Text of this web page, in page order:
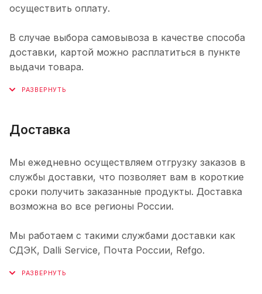
осуществить оплату.
В случае выбора самовывоза в качестве способа
доставки, картой можно расплатиться в пункте
выдачи товара.
Доставка
Мы ежедневно осуществляем отгрузку заказов в
службы доставки, что позволяет вам в короткие
сроки получить заказанные продукты. Доставка
возможна во все регионы России.
Мы работаем с такими службами доставки как
СДЭК, Dalli Service, Почта России, Refgo.